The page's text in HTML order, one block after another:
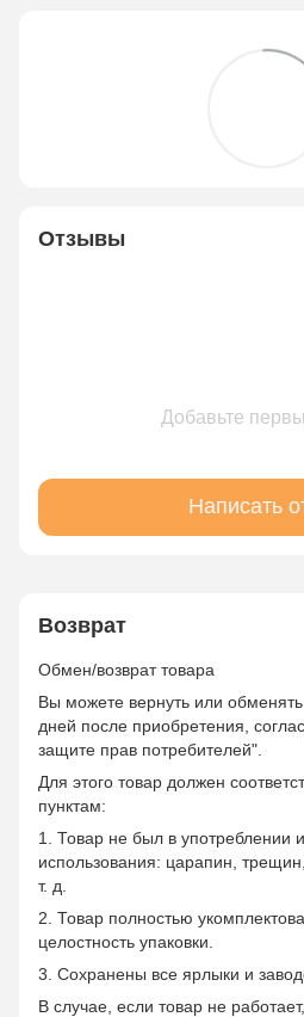
Отзывы
Добавьте
Написать
Возврат
Обмен/возврат товара
Вы можете вернуть или
дней после приобретения,
защите прав потребителей".
Для этого товар должен
пунктам:
1. Товар не был в употреблении
использования: царапин,
т. д.
2. Товар полностью
целостность упаковки.
3. Сохранены все ярлыки и
В случае, если товар не